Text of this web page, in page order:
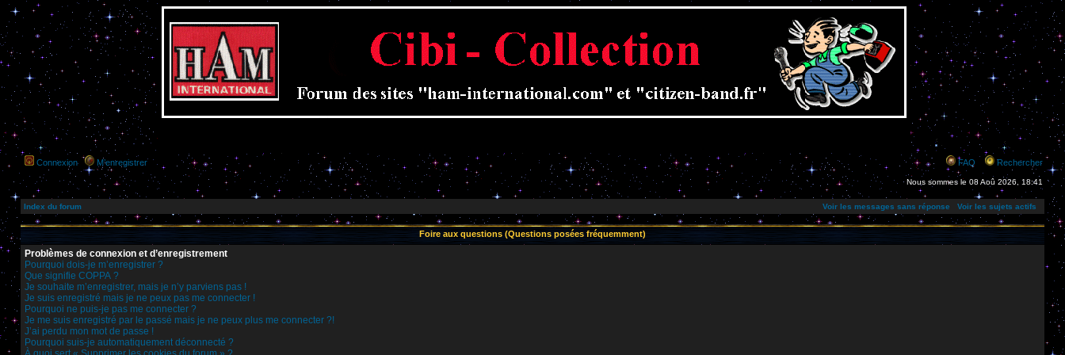
Connexion M’enregistrer FAQ Rechercher
Nous sommes le 08 Aoû 2026, 18:41
Index du forum Voir les messages sans réponse Voir les sujets actifs
Foire aux questions (Questions posées fréquemment)
Problèmes de connexion et d’enregistrement
Pourquoi dois-je m’enregistrer ?
Que signifie COPPA ?
Je souhaite m’enregistrer, mais je n’y parviens pas !
Je suis enregistré mais je ne peux pas me connecter !
Pourquoi ne puis-je pas me connecter ?
Je me suis enregistré par le passé mais je ne peux plus me connecter ?!
J’ai perdu mon mot de passe !
Pourquoi suis-je automatiquement déconnecté ?